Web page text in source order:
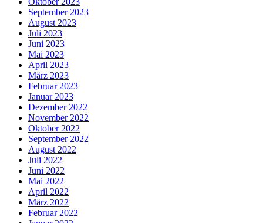
September 2023
August 2023
Juli 2023
Juni 2023
Mai 2023
April 2023
März 2023
Februar 2023
Januar 2023
Dezember 2022
November 2022
Oktober 2022
September 2022
August 2022
Juli 2022
Juni 2022
Mai 2022
April 2022
März 2022
Februar 2022